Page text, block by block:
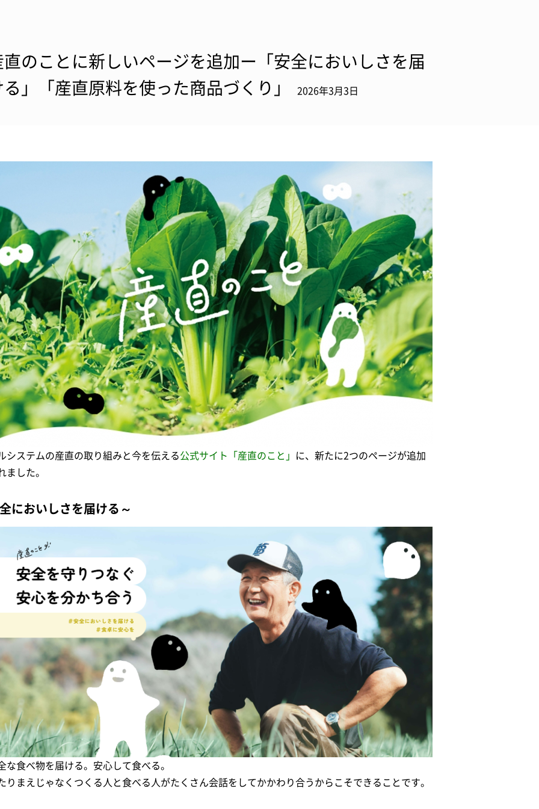
直のことに新しいページを追加ー「安全においしさを届
る」「産直原料を使った商品づくり」
2026年3月3日
システムの産直の取り組みと今を伝える公式サイト「産直のこと」
に、新たに2つのページが追加
ました。
においしさを届ける～
な食べ物を届ける。安心して食べる。
りまえじゃなくつくる人と食べる人がたくさん会話をしてかかわり合うからこそできることです。